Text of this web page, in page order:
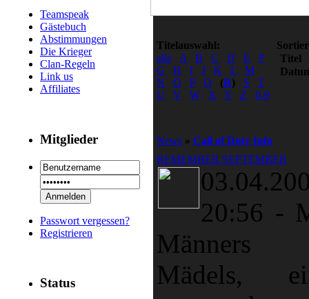
Teamspeak
Gästebuch
Abstimmungen
Die Krieger
Clan-Regeln
Link us
Affiliates
Mitglieder
Passwort vergessen?
Registrieren
Status
Titelauswahl:
alle
A B C D E
F
G
H I J K L
M
N
O P Q (R) S
T
U
V W X Y Z 0-9
Titel
News » Call of Duty Info
REMEMBER SEPTEMBER
20:56 -
Männers
Mädels,